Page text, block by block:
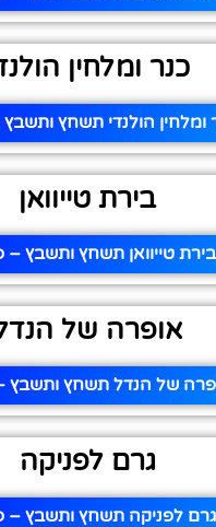
כנר ומלחין
ומלחין הולנדי תשחץ ותשבץ
בירת טייוואן
בירת טייוואן תשחץ ותשבץ –
אופרה של
של הנדל תשחץ ותשבץ –
גרם לפניקה
גרם לפניקה תשחץ ותשבץ –